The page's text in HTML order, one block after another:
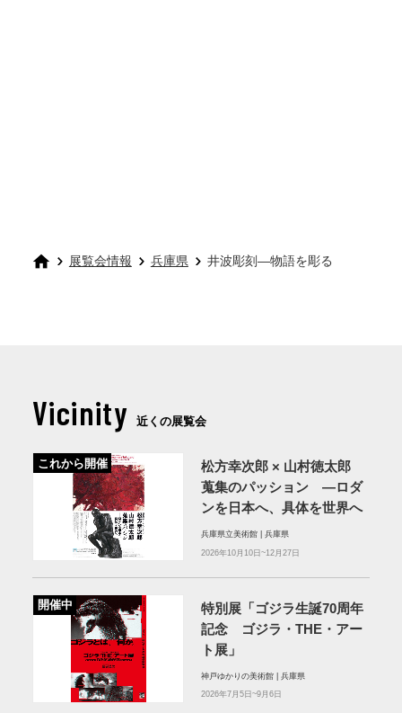
展覧会情報 兵庫県 井波彫刻―物語を彫る
Vicinity 近くの展覧会
これから開催
松方幸次郎 × 山村徳太郎
蒐集のパッション ―ロダ
ンを日本へ、具体を世界へ
兵庫県立美術館 | 兵庫県
2026年10月10日~12月27日
開催中
特別展「ゴジラ生誕70周年
記念 ゴジラ・THE・アー
ト展」
神戸ゆかりの美術館 | 兵庫県
2026年7月5日~9月6日